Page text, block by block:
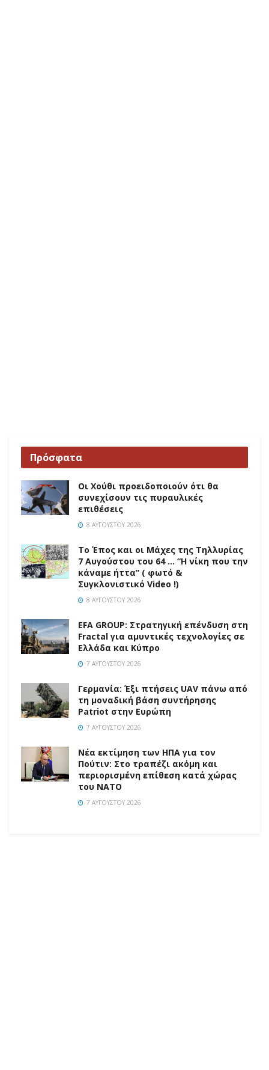
Πρόσφατα
Οι Χούθι προειδοποιούν ότι θα
συνεχίσουν τις πυραυλικές
επιθέσεις
8 ΑΥΓΟΎΣΤΟΥ 2026
Το Έπος και οι Μάχες της Τηλλυρίας
7 Αυγούστου του 64 … “Η νίκη που την
κάναμε ήττα” ( φωτό &
Συγκλονιστικό Video !)
8 ΑΥΓΟΎΣΤΟΥ 2026
EFA GROUP: Στρατηγική επένδυση στη
Fractal για αμυντικές τεχνολογίες σε
Ελλάδα και Κύπρο
7 ΑΥΓΟΎΣΤΟΥ 2026
Γερμανία: Έξι πτήσεις UAV πάνω από
τη μοναδική βάση συντήρησης
Patriot στην Ευρώπη
7 ΑΥΓΟΎΣΤΟΥ 2026
Νέα εκτίμηση των ΗΠΑ για τον
Πούτιν: Στο τραπέζι ακόμη και
περιορισμένη επίθεση κατά χώρας
του ΝΑΤΟ
7 ΑΥΓΟΎΣΤΟΥ 2026